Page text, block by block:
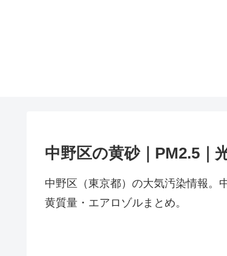
中野区の黄砂｜PM2.5｜
中野区（東京都）の大気汚染情報。
黄質量・エアロゾルまとめ。